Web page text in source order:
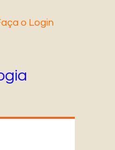
o Login